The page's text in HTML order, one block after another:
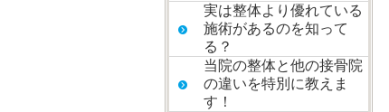
実は整体より優れている
施術があるのを知って
る？
当院の整体と他の接骨院
の違いを特別に教えま
す！